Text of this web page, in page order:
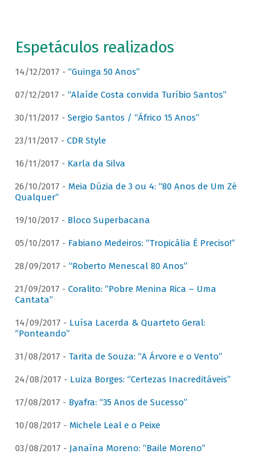
Espetáculos realizados
14/12/2017 - “Guinga 50 Anos”
07/12/2017 - “Alaíde Costa convida Turíbio Santos”
30/11/2017 - Sergio Santos / “Áfrico 15 Anos”
23/11/2017 - CDR Style
16/11/2017 - Karla da Silva
26/10/2017 - Meia Dúzia de 3 ou 4: “80 Anos de Um Zé
Qualquer”
19/10/2017 - Bloco Superbacana
05/10/2017 - Fabiano Medeiros: “Tropicália É Preciso!”
28/09/2017 - “Roberto Menescal 80 Anos”
21/09/2017 - Coralito: “Pobre Menina Rica – Uma
Cantata”
14/09/2017 - Luísa Lacerda & Quarteto Geral:
“Ponteando”
31/08/2017 - Tarita de Souza: “A Árvore e o Vento”
24/08/2017 - Luiza Borges: “Certezas Inacreditáveis”
17/08/2017 - Byafra: “35 Anos de Sucesso”
10/08/2017 - Michele Leal e o Peixe
03/08/2017 - Janaína Moreno: “Baile Moreno”